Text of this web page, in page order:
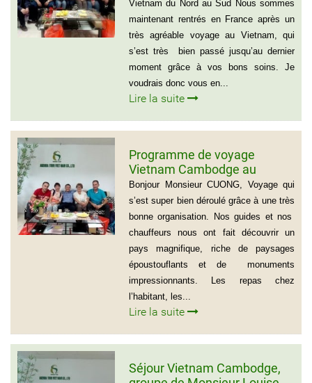
Vietnam du Nord au Sud Nous sommes
maintenant rentrés en France après un
très agréable voyage au Vietnam, qui
s’est très bien passé jusqu’au dernier
moment grâce à vos bons soins. Je
voudrais donc vous en...
Lire la suite
Programme de voyage
Vietnam Cambodge au
groupe de Madame CATHY et
les amis
Bonjour Monsieur CUONG, Voyage qui
s’est super bien déroulé grâce à une très
bonne organisation. Nos guides et nos
chauffeurs nous ont fait découvrir un
pays magnifique, riche de paysages
époustouflants et de monuments
impressionnants. Les repas chez
l’habitant, les...
Lire la suite
Séjour Vietnam Cambodge,